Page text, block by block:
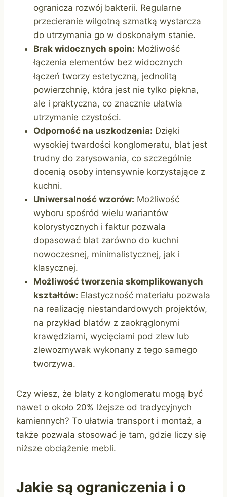
ogranicza rozwój bakterii. Regularne
przecieranie wilgotną szmatką wystarcza
do utrzymania go w doskonałym stanie.
Brak widocznych spoin: Możliwość
łączenia elementów bez widocznych
łączeń tworzy estetyczną, jednolitą
powierzchnię, która jest nie tylko piękna,
ale i praktyczna, co znacznie ułatwia
utrzymanie czystości.
Odporność na uszkodzenia: Dzięki
wysokiej twardości konglomeratu, blat jest
trudny do zarysowania, co szczególnie
docenią osoby intensywnie korzystające z
kuchni.
Uniwersalność wzorów: Możliwość
wyboru spośród wielu wariantów
kolorystycznych i faktur pozwala
dopasować blat zarówno do kuchni
nowoczesnej, minimalistycznej, jak i
klasycznej.
Możliwość tworzenia skomplikowanych
kształtów: Elastyczność materiału pozwala
na realizację niestandardowych projektów,
na przykład blatów z zaokrąglonymi
krawędziami, wycięciami pod zlew lub
zlewozmywak wykonany z tego samego
tworzywa.
Czy wiesz, że blaty z konglomeratu mogą być
nawet o około 20% lżejsze od tradycyjnych
kamiennych? To ułatwia transport i montaż, a
także pozwala stosować je tam, gdzie liczy się
niższe obciążenie mebli.
Jakie są ograniczenia i o